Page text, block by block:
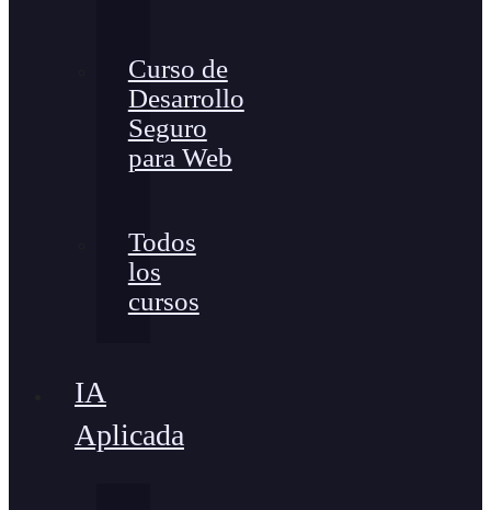
Curso de
Desarrollo
Seguro
para Web
Todos
los
cursos
IA
Aplicada